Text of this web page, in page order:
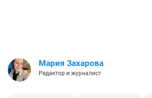
Мария Захарова
Редактор и журналист